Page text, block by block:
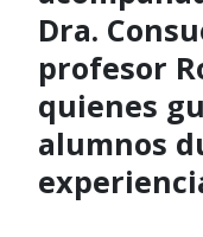
Dra.
profesor
quienes
alumnos